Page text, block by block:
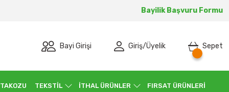
Bayilik Başvuru Formu
Bayi Girişi Giriş/Üyelik Sepet
TEKSTİL İTHAL ÜRÜNLER FIRSAT ÜRÜNLERİ